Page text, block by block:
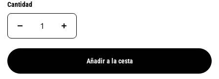
Cantidad
Añadir a la cesta